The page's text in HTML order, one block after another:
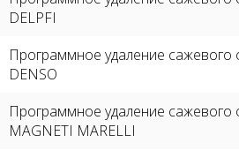
DELPFI
Программное удаление сажевого
DENSO
Программное удаление сажевого
MAGNETI MARELLI